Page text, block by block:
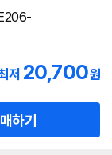
저 20,700원
하기